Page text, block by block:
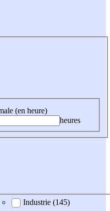
(en heure)
heures
Industrie (145)